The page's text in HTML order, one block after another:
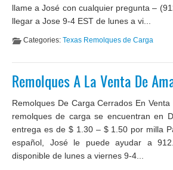
llame a José con cualquier pregunta –
llegar a Jose 9-4 EST de lunes a vi...
Categories: Texas Remolques de Carga
Remolques A La Venta De
Remolques De Carga Cerrados En Venta
remolques de carga se encuentran en
entrega es de $ 1.30 – $ 1.50 por milla
español, José le puede ayudar a
disponible de lunes a viernes 9-4...